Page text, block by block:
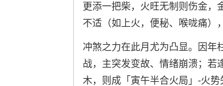
更添一把柴，火旺无制则伤金，
不适（如上火，便秘、喉咙痛）
冲煞之力在此月尤为凸显。因年
战，主突发变故、情绪崩溃；若
木，则成「寅午半合火局」-火势